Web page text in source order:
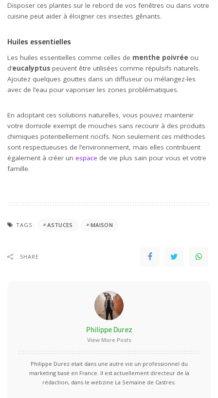
Disposer ces plantes sur le rebord de vos fenêtres ou dans votre
cuisine peut aider à éloigner ces insectes gênants.
Huiles essentielles
Les huiles essentielles comme celles de menthe poivrée ou
d’eucalyptus peuvent être utilisées comme répulsifs naturels.
Ajoutez quelques gouttes dans un diffuseur ou mélangez-les
avec de l’eau pour vaporiser les zones problématiques.
En adoptant ces solutions naturelles, vous pouvez maintenir
votre domicile exempt de mouches sans recourir à des produits
chimiques potentiellement nocifs. Non seulement ces méthodes
sont respectueuses de l’environnement, mais elles contribuent
également à créer un espace de vie plus sain pour vous et votre
famille.
TAGS: ASTUCES MAISON
SHARE
Philippe Durez
View More Posts
Philippe Durez etait dans une autre vie un professionnel du
marketing basé en France. Il est actuellement directeur de la
rédaction, dans le webzine La Semaine de Castres.